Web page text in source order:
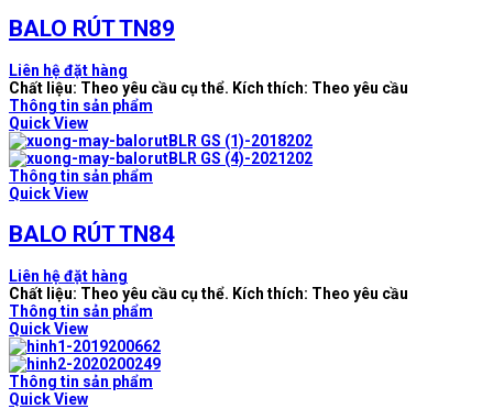
BALO RÚT TN89
Liên hệ đặt hàng
Chất liệu: Theo yêu cầu cụ thể. Kích thích: Theo yêu cầu
Thông tin sản phẩm
Quick View
Thông tin sản phẩm
Quick View
BALO RÚT TN84
Liên hệ đặt hàng
Chất liệu: Theo yêu cầu cụ thể. Kích thích: Theo yêu cầu
Thông tin sản phẩm
Quick View
Thông tin sản phẩm
Quick View